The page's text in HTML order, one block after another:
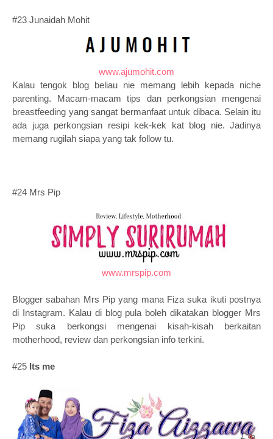
#23 Junaidah Mohit
www.ajumohit.com
Kalau tengok blog beliau nie memang lebih kepada niche
parenting. Macam-macam tips dan perkongsian mengenai
breastfeeding yang sangat bermanfaat untuk dibaca. Selain itu
ada juga perkongsian resipi kek-kek kat blog nie. Jadinya
memang rugilah siapa yang tak follow tu.
#24 Mrs Pip
www.mrspip.com
Blogger sabahan Mrs Pip yang mana Fiza suka ikuti postnya
di Instagram. Kalau di blog pula boleh dikatakan blogger Mrs
Pip suka berkongsi mengenai kisah-kisah berkaitan
motherhood, review dan perkongsian info terkini.
#25 Its me